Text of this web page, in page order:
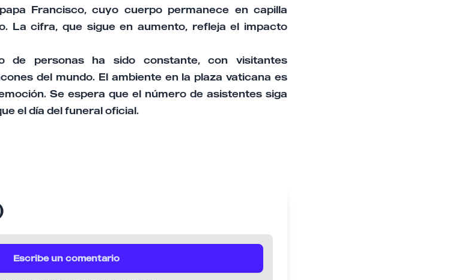
Francisco, cuyo cuerpo permanece en capilla
La cifra, que sigue en aumento, refleja el impacto
de personas ha sido constante, con visitantes
del mundo. El ambiente en la plaza vaticana es
Se espera que el número de asistentes siga
el día del funeral oficial.
Escribe un comentario